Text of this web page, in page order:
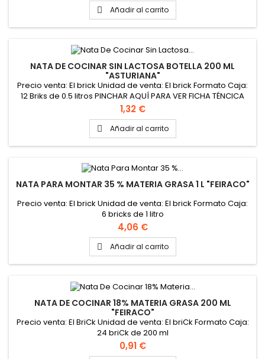
 Añadir al carrito
NATA DE COCINAR SIN LACTOSA BOTELLA 200 ML
"ASTURIANA"
Precio venta: El brick Unidad de venta: El brick Formato Caja:
12 Briks de 0.5 litros PINCHAR AQUÍ PARA VER FICHA TÉNCICA
DEL PRODUCTO
Precio
1,32 €
 Añadir al carrito
NATA PARA MONTAR 35 % MATERIA GRASA 1 L "FEIRACO"
Precio venta: El brick Unidad de venta: El brick Formato Caja:
6 bricks de 1 litro
Precio
4,06 €
 Añadir al carrito
NATA DE COCINAR 18% MATERIA GRASA 200 ML
"FEIRACO"
Precio venta: El BriCk Unidad de venta: El briCk Formato Caja:
24 briCk de 200 ml
Precio
0,91 €